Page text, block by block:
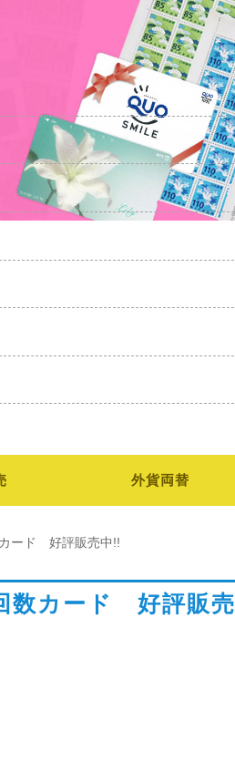
外貨両替
ード 好評販売中!!
数カード 好評販売